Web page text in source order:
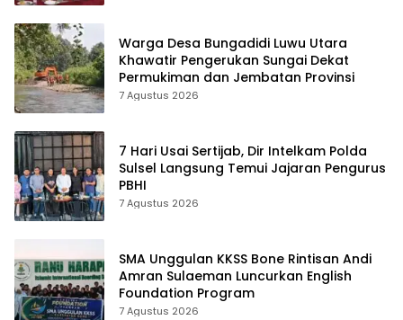
Warga Desa Bungadidi Luwu Utara
Khawatir Pengerukan Sungai Dekat
Permukiman dan Jembatan Provinsi
7 Agustus 2026
7 Hari Usai Sertijab, Dir Intelkam Polda
Sulsel Langsung Temui Jajaran Pengurus
PBHI
7 Agustus 2026
SMA Unggulan KKSS Bone Rintisan Andi
Amran Sulaeman Luncurkan English
Foundation Program
7 Agustus 2026